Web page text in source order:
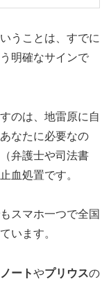
うことは、すでに
明確なサインで
のは、地雷原に自
なたに必要なの
弁護士や司法書
血処置です。
スマホ一つで全国
います。
ノートやプリウスの